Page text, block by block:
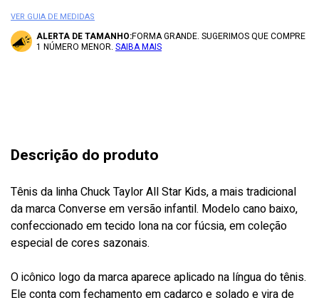
VER GUIA DE MEDIDAS
ALERTA DE TAMANHO:FORMA GRANDE. SUGERIMOS QUE COMPRE
1 NÚMERO MENOR. SAIBA MAIS
Descrição do produto
Tênis da linha Chuck Taylor All Star Kids, a mais tradicional
da marca Converse em versão infantil. Modelo cano baixo,
confeccionado em tecido lona na cor fúcsia, em coleção
especial de cores sazonais.
O icônico logo da marca aparece aplicado na língua do tênis.
Ele conta com fechamento em cadarço e solado e vira de